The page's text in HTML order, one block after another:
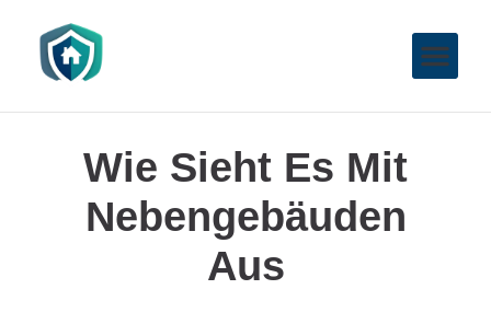
Wie Sieht Es Mit
Nebengebäuden
Aus